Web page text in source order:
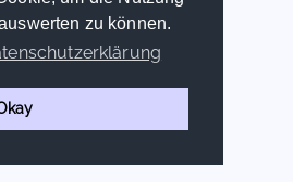
zu können.